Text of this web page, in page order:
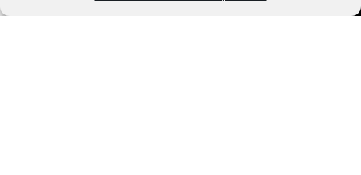
Política de Privacidad
CarritoMi cuentaVehículo